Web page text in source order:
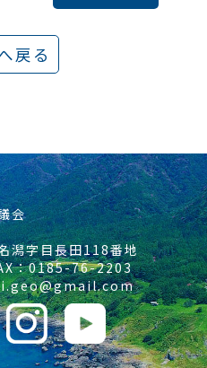
戻る
会
潟字目長田118番地
：0185-76-2203